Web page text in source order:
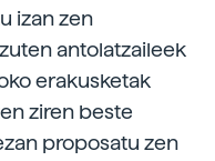
izan zen
antolatzaileek
erakusketak
ziren beste
proposatu zen